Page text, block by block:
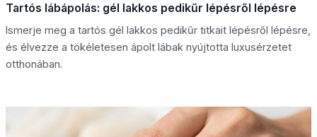
Tartós lábápolás: gél lakkos pedikűr lépésről lépésre
Ismerje meg a tartós gél lakkos pedikűr titkait lépésről lépésre,
és élvezze a tökéletesen ápolt lábak nyújtotta luxusérzetet
otthonában.